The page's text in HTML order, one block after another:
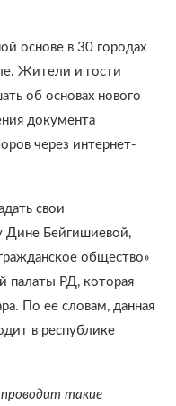
основе в 30 городах
Жители и гости
об основах нового
документа
через интернет-
свои
Дине Бейгишиевой,
общество»
палаты РД, которая
По ее словам, данная
в республике
такие